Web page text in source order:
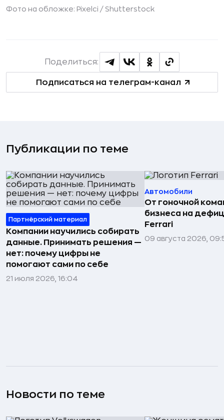
Фото на обложке: Pixelci / Shutterstock
Подписаться на телеграм-канал
Поделиться:
Публикации по теме
Партнёрский материал
Компании научились собирать
данные. Принимать решения —
нет: почему цифры не
помогают сами по себе
21 июля 2026, 16:04
Автомобили
От гоночной
бизнеса на
Ferrari
09 августа 2026,
Новости по теме